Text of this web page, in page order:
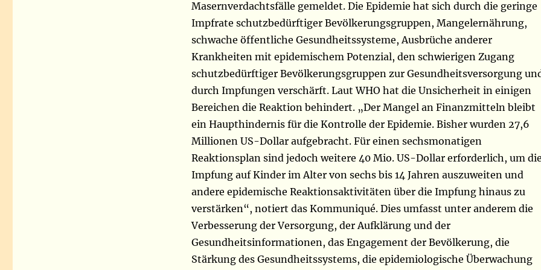
Masernverdachtsfälle gemeldet. Die Epidemie hat sich durch die geringe
Impfrate schutzbedürftiger Bevölkerungsgruppen, Mangelernährung,
schwache öffentliche Gesundheitssysteme, Ausbrüche anderer
Krankheiten mit epidemischem Potenzial, den schwierigen Zugang
schutzbedürftiger Bevölkerungsgruppen zur Gesundheitsversorgung
durch Impfungen verschärft. Laut WHO hat die Unsicherheit in einigen
Bereichen die Reaktion behindert. „Der Mangel an Finanzmitteln bleibt
ein Haupthindernis für die Kontrolle der Epidemie. Bisher wurden 27,6
Millionen US-Dollar aufgebracht. Für einen sechsmonatigen
Reaktionsplan sind jedoch weitere 40 Mio. US-Dollar erforderlich, um
Impfung auf Kinder im Alter von sechs bis 14 Jahren auszuweiten und
andere epidemische Reaktionsaktivitäten über die Impfung hinaus zu
verstärken“, notiert das Kommuniqué. Dies umfasst unter anderem die
Verbesserung der Versorgung, der Aufklärung und der
Gesundheitsinformationen, das Engagement der Bevölkerung, die
Stärkung des Gesundheitssystems, die epidemiologische Überwachung